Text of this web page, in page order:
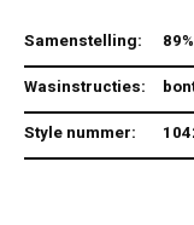
Samenstelling:
Wasinstructies:
Style nummer: